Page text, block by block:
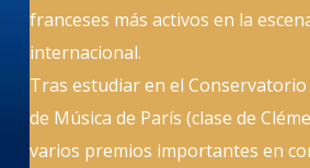
franceses más activos en la
internacional.
Tras estudiar en el
de Música de París (clase de
varios premios importantes en